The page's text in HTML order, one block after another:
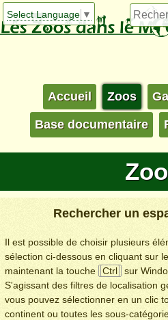
Select Language ▼
Accueil Zoos
Base documentaire
Rechercher un
Il est possible de choisir plusieurs
sélection ci-dessous en cliquant sur
maintenant la touche
Ctrl sur
S'agissant des filtres de localisation
vous pouvez sélectionner en un clic
continent ou toutes les sous-